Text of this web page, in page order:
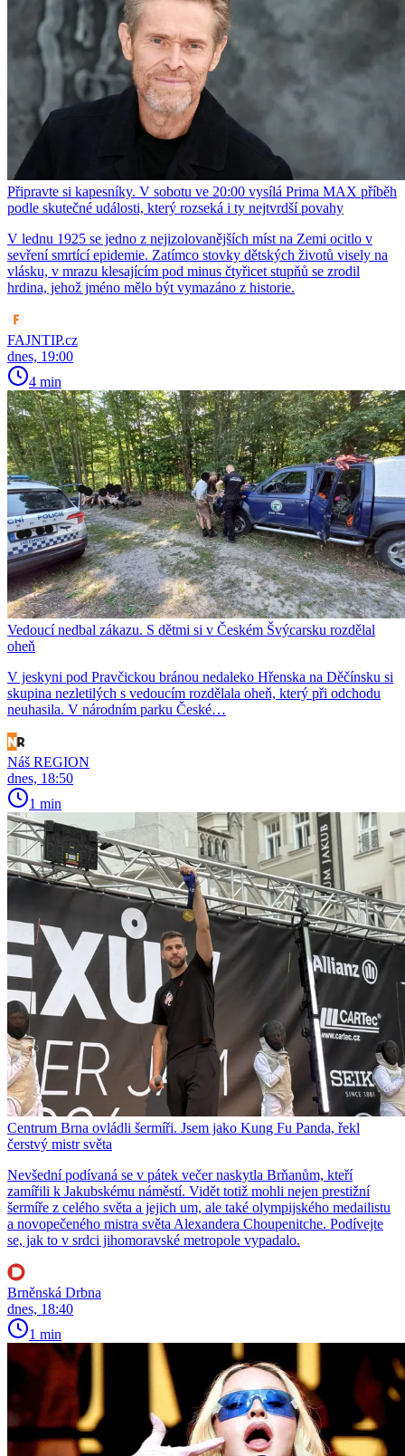
Připravte si kapesníky. V sobotu ve 20:00 vysílá Prima MAX příběh
podle skutečné události, který rozseká i ty nejtvrdší povahy
V lednu 1925 se jedno z nejizolovanějších míst na Zemi ocitlo v
sevření smrtící epidemie. Zatímco stovky dětských životů visely na
vlásku, v mrazu klesajícím pod minus čtyřicet stupňů se zrodil
hrdina, jehož jméno mělo být vymazáno z historie.
FAJNTIP.cz
dnes, 19:00
4 min
Vedoucí nedbal zákazu. S dětmi si v Českém Švýcarsku rozdělal
oheň
V jeskyni pod Pravčickou bránou nedaleko Hřenska na Děčínsku si
skupina nezletilých s vedoucím rozdělala oheň, který při odchodu
neuhasila. V národním parku České…
Náš REGION
dnes, 18:50
1 min
Centrum Brna ovládli šermíři. Jsem jako Kung Fu Panda, řekl
čerstvý mistr světa
Nevšední podívaná se v pátek večer naskytla Brňanům, kteří
zamířili k Jakubskému náměstí. Vidět totiž mohli nejen prestižní
šermíře z celého světa a jejich um, ale také olympijského medailistu
a novopečeného mistra světa Alexandera Choupenitche. Podívejte
se, jak to v srdci jihomoravské metropole vypadalo.
Brněnská Drbna
dnes, 18:40
1 min